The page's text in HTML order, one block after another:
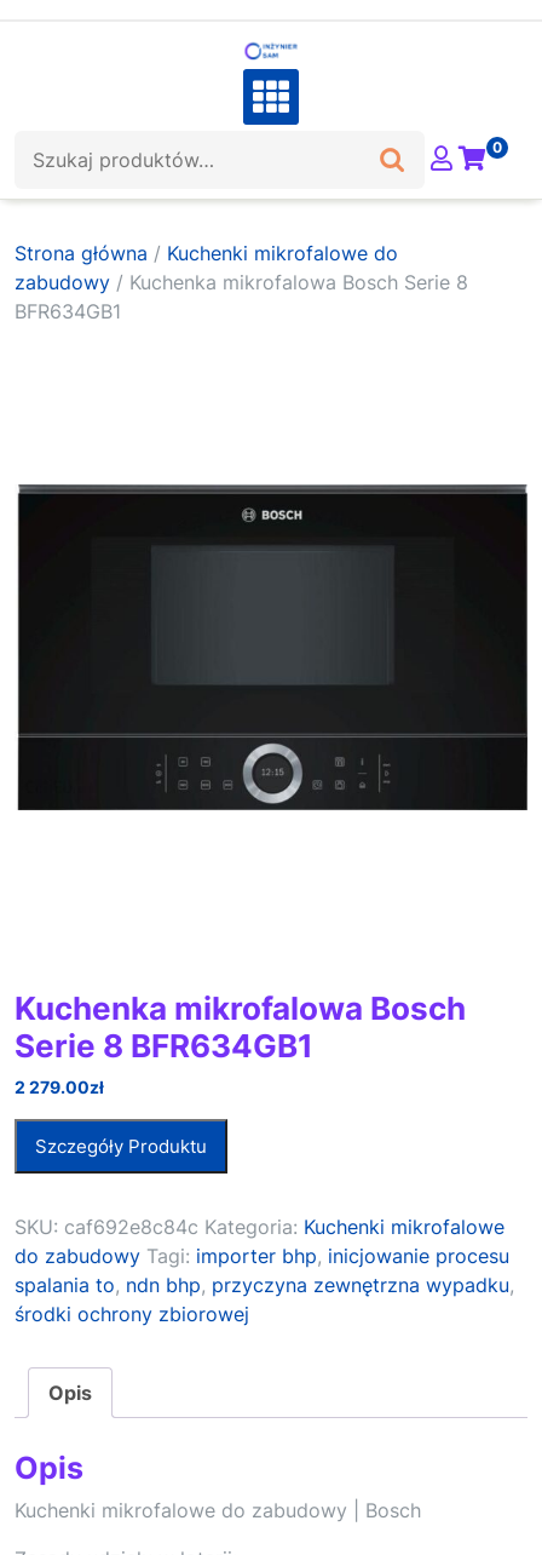
0
Strona główna / Kuchenki mikrofalowe do
zabudowy / Kuchenka mikrofalowa Bosch Serie 8
BFR634GB1
Kuchenka mikrofalowa Bosch
Serie 8 BFR634GB1
2 279.00zł
Szczegóły Produktu
SKU: caf692e8c84c Kategoria: Kuchenki mikrofalowe
do zabudowy Tagi: importer bhp, inicjowanie procesu
spalania to, ndn bhp, przyczyna zewnętrzna wypadku,
środki ochrony zbiorowej
Opis
Opis
Kuchenki mikrofalowe do zabudowy | Bosch